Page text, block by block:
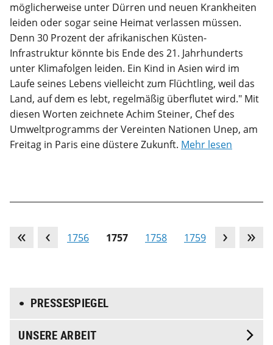
möglicherweise unter Dürren und neuen Krankheiten
leiden oder sogar seine Heimat verlassen müssen.
Denn 30 Prozent der afrikanischen Küsten-
Infrastruktur könnte bis Ende des 21. Jahrhunderts
unter Klimafolgen leiden. Ein Kind in Asien wird im
Laufe seines Lebens vielleicht zum Flüchtling, weil das
Land, auf dem es lebt, regelmäßig überflutet wird." Mit
diesen Worten zeichnete Achim Steiner, Chef des
Umweltprogramms der Vereinten Nationen Unep, am
Freitag in Paris eine düstere Zukunft. Mehr lesen
… 1756 1757 1758 1759 …
PRESSESPIEGEL
UNSERE ARBEIT